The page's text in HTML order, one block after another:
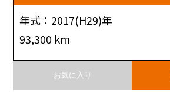
年式：2017(H29)年
93,300 km
お気に入り